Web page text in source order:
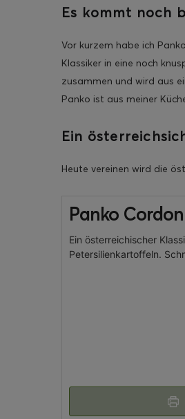
Es kommt noch
Vor kurzem habe ich
Klassiker in eine noch
zusammen und wird aus
Panko ist aus meiner
Ein
Heute vereinen wird die
Panko
Ein österreichischer
Petersilienkartoffeln.